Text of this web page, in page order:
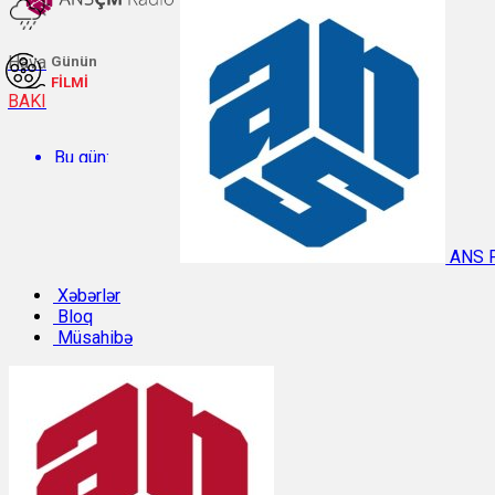
Hava
BAKI
Bu gün:
Temperatur: 32.3°C. Rütubət: 38%.
Sabah:
Günün
FİLMİ
ANS
Xəbərlər
Bloq
Müsahibə